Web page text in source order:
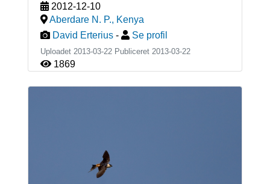
2012-12-10
Aberdare N. P., Kenya
David Erterius - Se profil
Uploadet 2013-03-22 Publiceret 2013-03-22
1869